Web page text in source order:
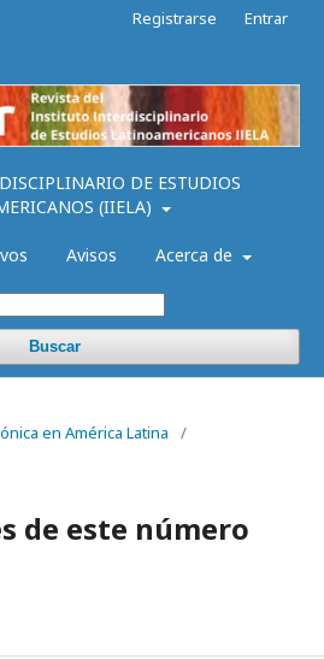
DE ESTUDIOS
(IIELA)
Avisos Acerca de
Buscar
Registrarse Entrar
en América Latina
/
de este número